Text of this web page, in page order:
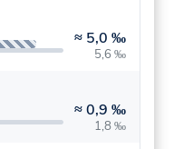
≈ 5,0 ‰
5,6 ‰
≈0,9 ‰
1,8 ‰